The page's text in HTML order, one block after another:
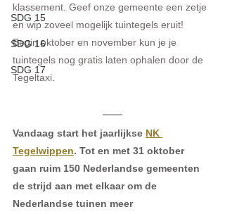
SDG 15
SDG 16
SDG 17
klassement. Geef onze gemeente een zetje
en wip zoveel mogelijk tuintegels eruit!
Begin oktober en november kun je je
tuintegels nog gratis laten ophalen door de
Tegeltaxi.
Vandaag start het jaarlijkse NK
Tegelwippen. Tot en met 31 oktober
gaan ruim 150 Nederlandse gemeenten
de strijd aan met elkaar om de
Nederlandse tuinen meer